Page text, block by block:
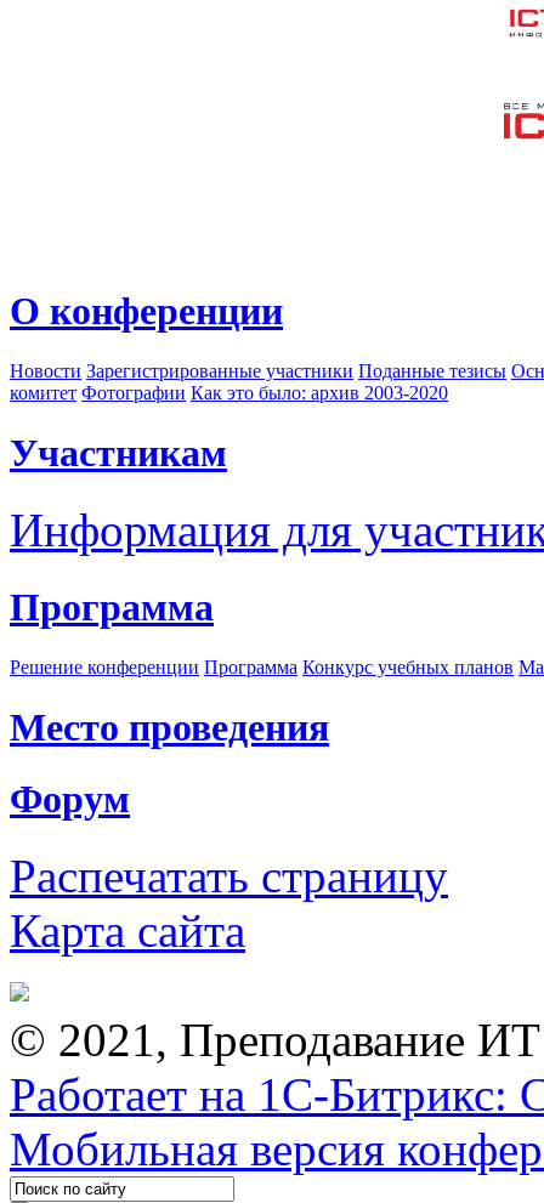
О конференции
Новости Зарегистрированные участники Поданные тезисы
комитет Фотографии Как это было: архив 2003-2020
Участникам
Информация для
Программа
Решение конференции Программа Конкурс учебных планов
Место проведения
Форум
Распечатать страницу
Карта сайта
© 2021, Преподавание
Работает на 1С-Битрикс:
Мобильная версия